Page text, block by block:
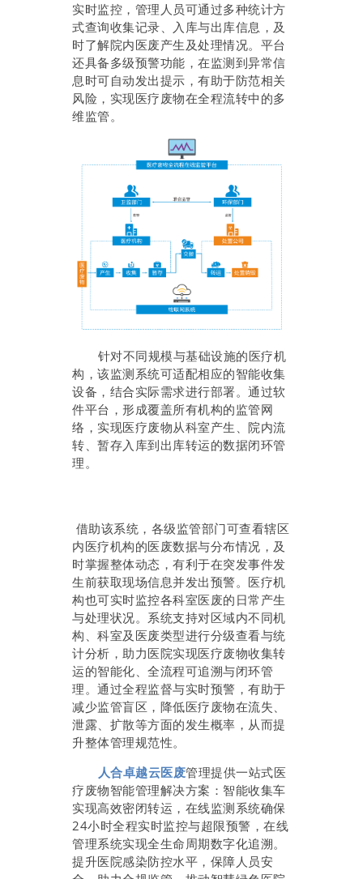
实时监控，管理人员可通过多种统计方
式查询收集记录、入库与出库信息，及
时了解院内医废产生及处理情况。平台
还具备多级预警功能，在监测到异常信
息时可自动发出提示，有助于防范相关
风险，实现医疗废物在全程流转中的多
维监管。
针对不同规模与基础设施的医疗机
构，该监测系统可适配相应的智能收集
设备，结合实际需求进行部署。通过软
件平台，形成覆盖所有机构的监管网
络，实现医疗废物从科室产生、院内流
转、暂存入库到出库转运的数据闭环管
理。
借助该系统，各级监管部门可查看辖区
内医疗机构的医废数据与分布情况，及
时掌握整体动态，有利于在突发事件发
生前获取现场信息并发出预警。医疗机
构也可实时监控各科室医废的日常产生
与处理状况。系统支持对区域内不同机
构、科室及医废类型进行分级查看与统
计分析，助力医院实现医疗废物收集转
运的智能化、全流程可追溯与闭环管
理。通过全程监督与实时预警，有助于
减少监管盲区，降低医疗废物在流失、
泄露、扩散等方面的发生概率，从而提
升整体管理规范性。
人合卓越云医废管理提供一站式医
疗废物智能管理解决方案：智能收集车
实现高效密闭转运，在线监测系统确保
24小时全程实时监控与超限预警，在线
管理系统实现全生命周期数字化追溯。
提升医院感染防控水平，保障人员安